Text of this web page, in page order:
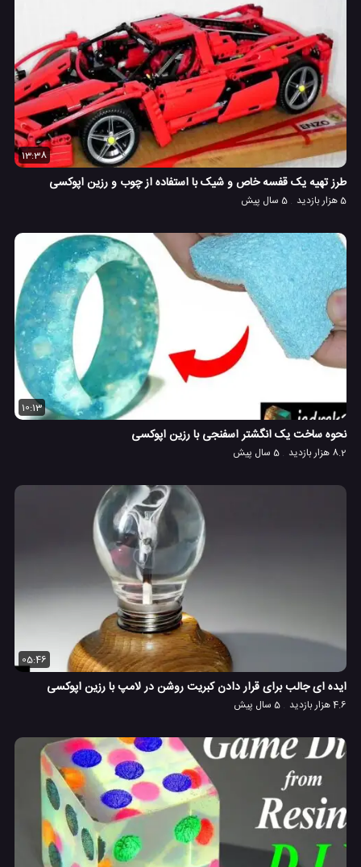
13:38
طرز تهیه یک قفسه خاص و شیک با استفاده از چوب و رزین اپوکسی
5 هزار بازدید 5 سال پیش
10:13
نحوه ساخت یک انگشتر اسفنجی با رزین اپوکسی
8.2 هزار بازدید 5 سال پیش
05:46
ایده ای جالب برای قرار دادن کبریت روشن در لامپ با رزین اپوکسی
4.6 هزار بازدید 5 سال پیش